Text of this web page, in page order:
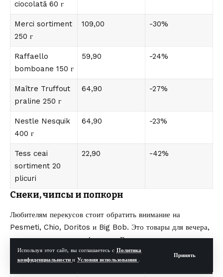
Используя этот сайт, вы соглашаетесь с Политика
конфиденциальности и Условия использования .
Принять
ciocolată 60 г
Merci sortiment
250 г
109,00 -30%
Raffaello
bomboane 150 г
59,90 -24%
Maître Truffout
praline 250 г
64,90 -27%
Nestle Nesquik
400 г
64,90 -23%
Tess ceai
sortiment 20
plicuri
22,90 -42%
Снеки, чипсы и попкорн
Любителям перекусов стоит обратить внимание на
Pesmeti, Chio, Doritos и Big Bob. Это товары для вечера,
дороги или просмотра фильмов. В каталоге есть скидки до
37%.